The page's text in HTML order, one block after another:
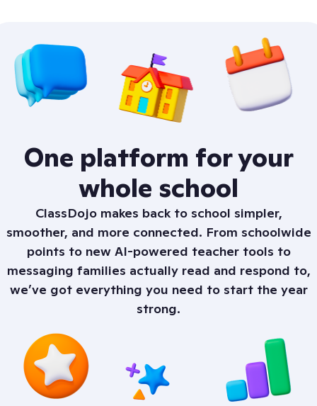
One platform for your
whole school
ClassDojo makes back to school simpler,
smoother, and more connected. From schoolwide
points to new AI-powered teacher tools to
messaging families actually read and respond to,
we’ve got everything you need to start the year
strong.